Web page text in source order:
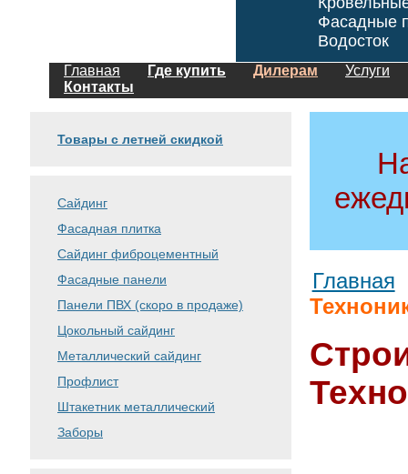
Фасадные
Водосток
Главная Где купить Дилерам
Услуги
Контакты
Товары с летней скидкой
Сайдинг
Фасадная плитка
Сайдинг фиброцементный
Фасадные панели
Панели ПВХ (скоро в продаже)
Цокольный сайдинг
Металлический сайдинг
Профлист
Штакетник металлический
Заборы
Главная